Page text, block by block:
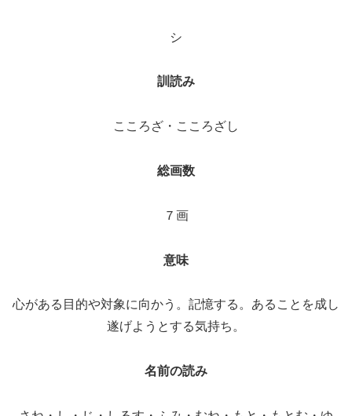
シ
訓読み
こころざ・こころざし
総画数
７画
意味
心がある目的や対象に向かう。記憶する。あることを成し
遂げようとする気持ち。
名前の読み